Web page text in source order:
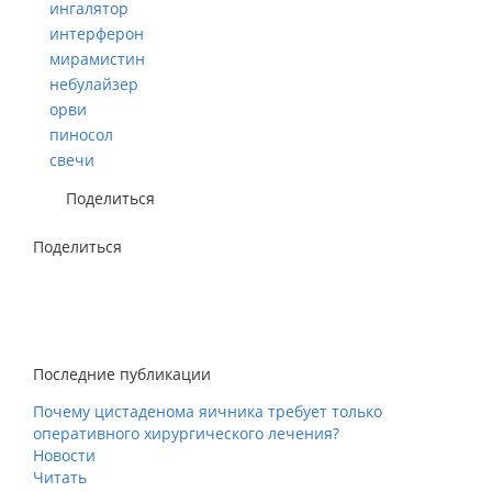
ингалятор
интерферон
мирамистин
небулайзер
орви
пиносол
свечи
Поделиться
Поделиться
Последние публикации
Почему цистаденома яичника требует только
оперативного хирургического лечения?
Новости
Читать